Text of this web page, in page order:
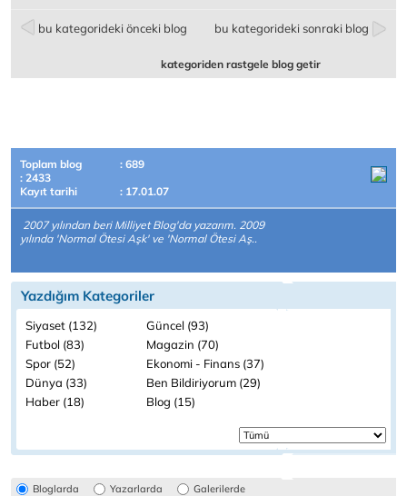
bu kategorideki önceki blog bu kategorideki sonraki blog
kategoriden rastgele blog getir
Toplam blog
: 689
: 2433
Kayıt tarihi
: 17.01.07
2007 yılından beri Milliyet Blog'da yazarım. 2009
yılında 'Normal Ötesi Aşk' ve 'Normal Ötesi Aş..
Yazdığım Kategoriler
Siyaset (132)
Güncel (93)
Futbol (83)
Magazin (70)
Spor (52)
Ekonomi - Finans (37)
Dünya (33)
Ben Bildiriyorum (29)
Haber (18)
Blog (15)
Bloglarda Yazarlarda Galerilerde